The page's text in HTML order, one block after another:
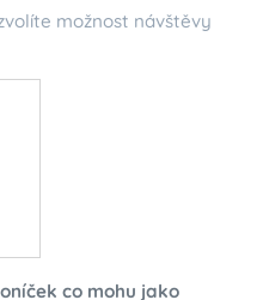
možnost návštěvy
co mohu jako